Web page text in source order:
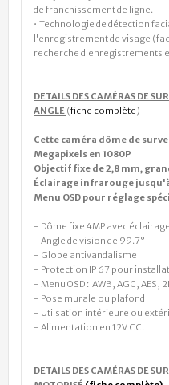
de franchissement de ligne.
• Technologie de détection
l'enregistrement de visage
recherche d'enregistrements
DETAILS DES CAMÉRAS DE
ANGLE (fiche complète)
Cette caméra dôme de
Megapixels en 1080P
Objectif fixe de 2,8 mm,
Éclairage infrarouge
Menu OSD pour réglage
- Dôme fixe 4MP avec
- Angle de vision de 99.7°
- Globe antivandalisme
- Protection IP 67 pour
- Menu OSD : AWB, AGC, AES,
- Pose murale ou plafond
- Utilsation intérieure ou
- Alimentation en 12V CC.
DETAILS DES CAMÉRAS DE